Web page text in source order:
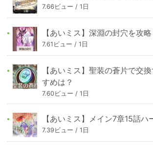
7.66ビュー / 1日
【あいミス】深淵の封穴を攻略
7.61ビュー / 1日
【あいミス】聖装の蒼片で交
すめは？
7.60ビュー / 1日
【あいミス】メイン7章15話ハ
7.39ビュー / 1日